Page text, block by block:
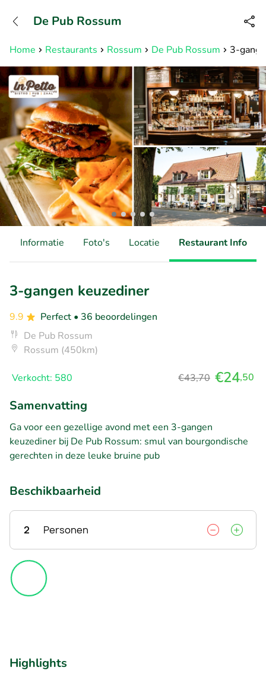
Bereikbaar tot 23:00 uur
Home Restaurants Rossum De Pub Rossum 3-
De Pub Rossum
Informatie Foto's Locatie Restaurant Info
3-gangen keuzediner
9.9 Perfect • 36 beoordelingen
De Pub Rossum
Rossum (450km)
Verkocht: 580 €43,70 €24,50
Samenvatting
Ga voor een gezellige avond met een 3-gangen
keuzediner bij De Pub Rossum: smul van bourgondische
gerechten in deze leuke bruine pub
Beschikbaarheid
2 Personen
Highlights